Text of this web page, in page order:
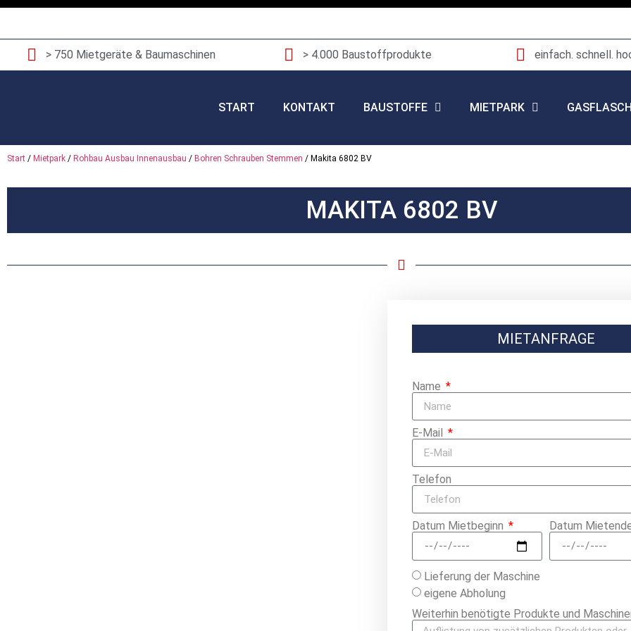
> 750 Mietgeräte & Baumaschinen > 4.000 Baustoffprodukte einfach. schnell.
START KONTAKT BAUSTOFFE MIETPARK
Start / Mietpark / Rohbau Ausbau Innenausbau / Bohren Schrauben Stemmen / Makita 6802 BV
MAKITA 6802 BV
MIETANFRAGE
Name
E-Mail
Telefon
Datum Mietbeginn Datum
Lieferung der Maschine
eigene Abholung
Weiterhin benötigte Produkte und